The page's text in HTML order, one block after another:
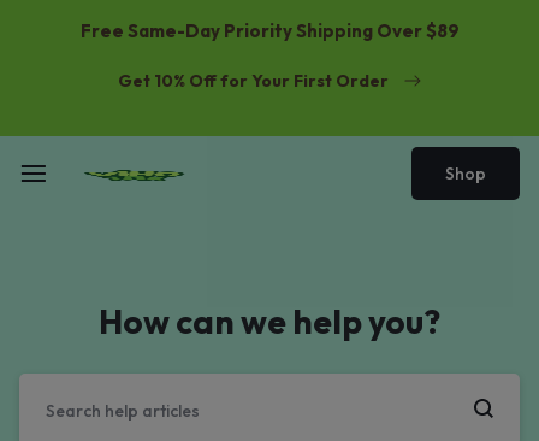
Free Same-Day Priority Shipping Over $89
Get 10% Off for Your First Order
Shop
How can we help you?